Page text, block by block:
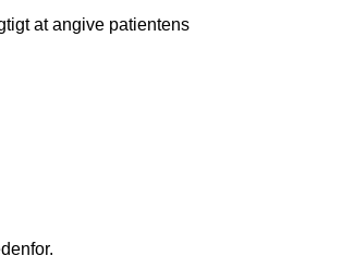
at angive patientens